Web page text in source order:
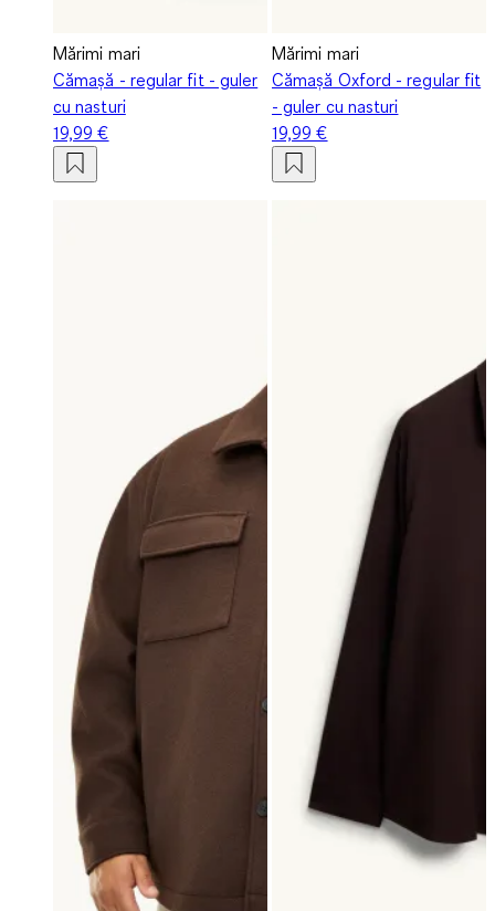
Mărimi mari
Cămașă - regular fit - guler
cu nasturi
19,99 €
Mărimi mari
Cămașă Oxford - regular fit
- guler cu nasturi
19,99 €